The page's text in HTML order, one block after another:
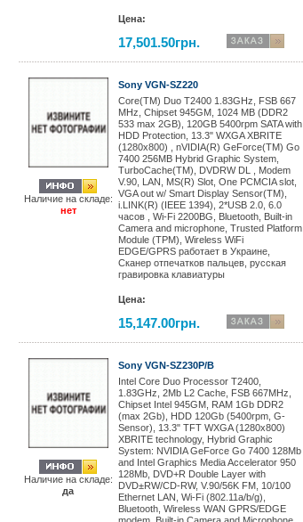
Цена:
17,501.50грн.
Наличие на складе:
нет
Sony VGN-SZ220
Core(TM) Duo T2400 1.83GHz, FSB 667
MHz, Chipset 945GM, 1024 MB (DDR2
533 max 2GB), 120GB 5400rpm SATA with
HDD Protection, 13.3" WXGA XBRITE
(1280x800) , nVIDIA(R) GeForce(TM) Go
7400 256MB Hybrid Graphic System,
TurboCache(TM), DVDRW DL , Modem
V.90, LAN, MS(R) Slot, One PCMCIA slot,
VGA out w/ Smart Display Sensor(TM),
i.LINK(R) (IEEE 1394), 2*USB 2.0, 6.0
часов , Wi-Fi 2200BG, Bluetooth, Built-in
Camera and microphone, Trusted Platform
Module (TPM), Wireless WiFi
EDGE/GPRS работает в Украине,
Сканер отпечатков пальцев, русская
гравировка клавиатуры
Цена:
15,147.00грн.
Наличие на складе:
да
Sony VGN-SZ230P/B
Intel Core Duo Processor T2400,
1.83GHz, 2Mb L2 Cache, FSB 667MHz,
Chipset Intel 945GM, RAM 1Gb DDR2
(max 2Gb), HDD 120Gb (5400rpm, G-
Sensor), 13.3" TFT WXGA (1280x800)
XBRITE technology, Hybrid Graphic
System: NVIDIA GeForce Go 7400 128Mb
and Intel Graphics Media Accelerator 950
128Mb, DVD+R Double Layer with
DVD±RW/CD-RW, V.90/56K FM, 10/100
Ethernet LAN, Wi-Fi (802.11a/b/g),
Bluetooth, Wireless WAN GPRS/EDGE